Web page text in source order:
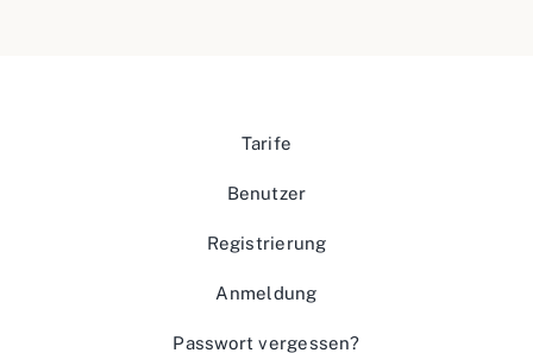
Tarife
Benutzer
Registrierung
Anmeldung
Passwort vergessen?